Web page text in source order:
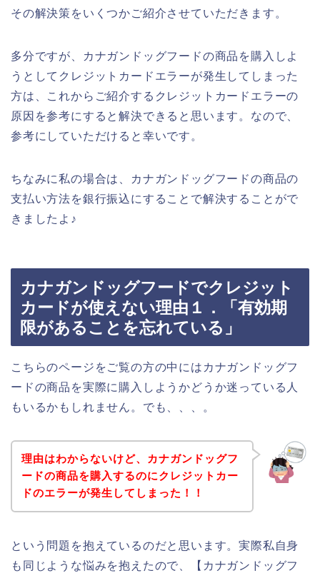
その解決策をいくつかご紹介させていただきます。
多分ですが、カナガンドッグフードの商品を購入しよ
うとしてクレジットカードエラーが発生してしまった
方は、これからご紹介するクレジットカードエラーの
原因を参考にすると解決できると思います。なので、
参考にしていただけると幸いです。
ちなみに私の場合は、カナガンドッグフードの商品の
支払い方法を銀行振込にすることで解決することがで
きましたよ♪
カナガンドッグフードでクレジット
カードが使えない理由１．「有効期
限があることを忘れている」
こちらのページをご覧の方の中にはカナガンドッグフ
ードの商品を実際に購入しようかどうか迷っている人
もいるかもしれません。でも、、、。
理由はわからないけど、カナガンドッグフ
ードの商品を購入するのにクレジットカー
ドのエラーが発生してしまった！！
という問題を抱えているのだと思います。実際私自身
も同じような悩みを抱えたので、【カナガンドッグフ